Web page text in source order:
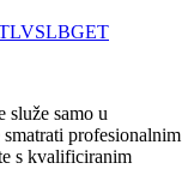
LVSLBGET
služe samo u
profesionalnim
s kvalificiranim